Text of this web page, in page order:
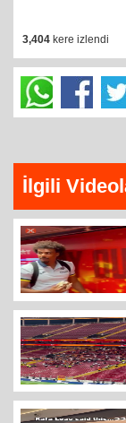
3,404 kere izlendi
İlgili